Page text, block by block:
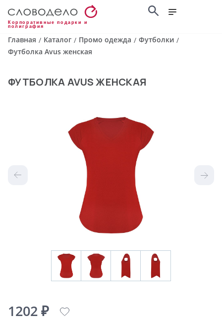
Корпоративные подарки и
полиграфия
Главная / Каталог / Промо одежда / Футболки /
Футболка Avus женская
ФУТБОЛКА AVUS ЖЕНСКАЯ
1202 ₽